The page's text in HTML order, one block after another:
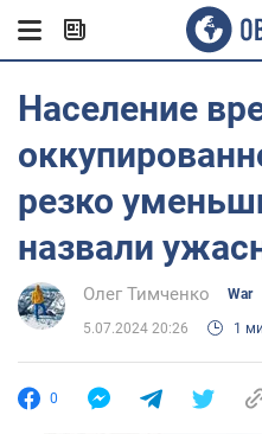
Население
резко
назвали
Олег Тимченко War
5.07.2024 20:26 1
0